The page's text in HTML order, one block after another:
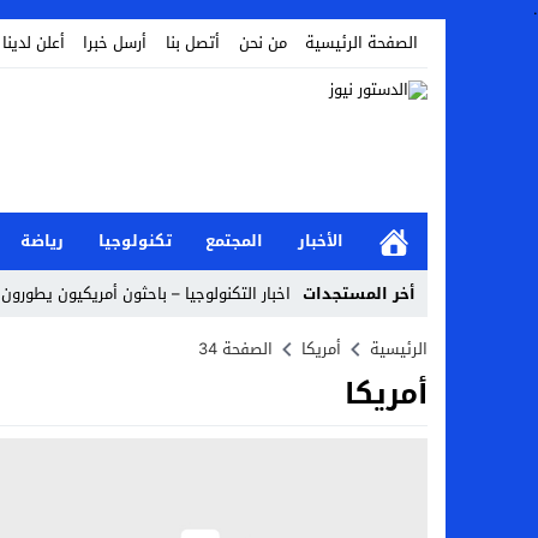
.
الصفحة الرئيسية
من نحن أتصل بنا أرسل خبرا أعلن لدينا
الأخبار المجتمع تكنولوجيا رياضة
أخر المستجدات اخبار التكنولوجيا – باحثون أمريكيون
أخبار الفن – ب الفن – إسعاد يونس: عادل
الرئيسية أمريكا الصفحة 34
أمريكا